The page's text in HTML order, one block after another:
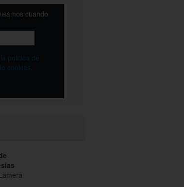
cuando
la política de
cookies.